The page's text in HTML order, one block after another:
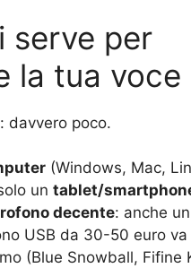
serve per
la tua voce
davvero poco.
(Windows, Mac,
un tablet/
decente: anche un
USB da 30-50 euro va
(Blue Snowball, Fifine